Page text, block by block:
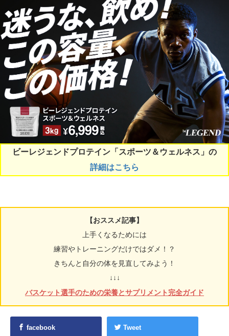
ビーレジェンドプロテイン「スポーツ＆ウェルネス」の
詳細はこちら
【おススメ記事】
上手くなるためには
練習やトレーニングだけではダメ！？
きちんと自分の体を見直してみよう！
↓↓↓
バスケット選手のための栄養とサプリメント完全ガイド
facebook Tweet